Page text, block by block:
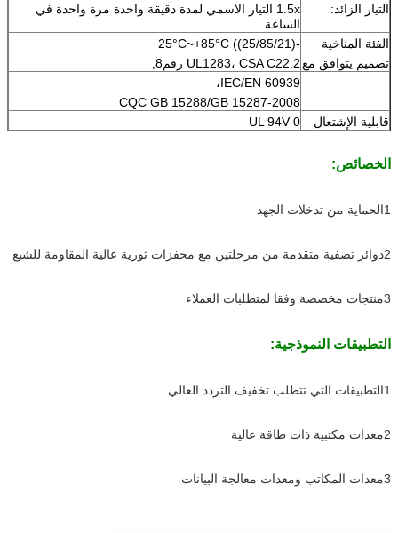
التيار الزائد:
1.5x التيار الاسمي لمدة دقيقة واحدة مرة واحدة في
الساعة
الفئة المناخية
-25°C~+85°C ((25/85/21)
تصميم يتوافق مع UL1283، CSA C22.2 رقم8,
IEC/EN 60939،
CQC GB 15288/GB 15287-2008
قابلية الإشتعال
UL 94V-0
الخصائص:
1الحماية من تدخلات الجهد
2دوائر تصفية متقدمة من مرحلتين مع محفزات ثورية عالية المقاومة للشبع
3منتجات مخصصة وفقا لمتطلبات العملاء
التطبيقات النموذجية:
1التطبيقات التي تتطلب تخفيف التردد العالي
2معدات مكتبية ذات طاقة عالية
3معدات المكاتب ومعدات معالجة البيانات